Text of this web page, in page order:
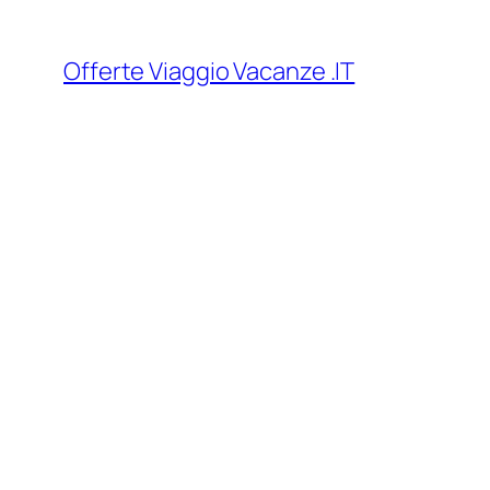
contenuto
Offerte Viaggio Vacanze .IT